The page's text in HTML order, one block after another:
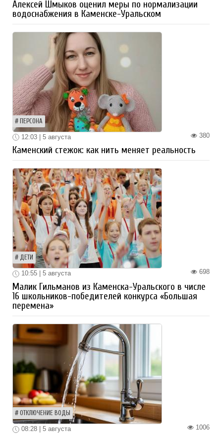
Алексей Шмыков оценил меры по нормализации
водоснабжения в Каменске-Уральском
ПЕРСОНА
380
12:03 | 5 августа
Каменский стежок: как нить меняет реальность
ДЕТИ
698
10:55 | 5 августа
Малик Гильманов из Каменска-Уральского в числе
16 школьников-победителей конкурса «Большая
перемена»
ОТКЛЮЧЕНИЕ ВОДЫ
1006
08:28 | 5 августа